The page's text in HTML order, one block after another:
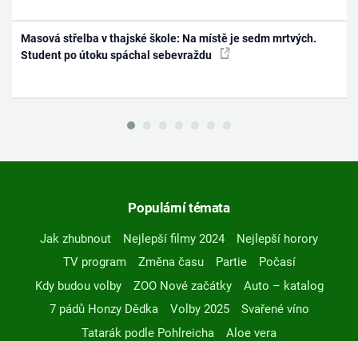
Masová střelba v thajské škole: Na místě je sedm mrtvých.
Student po útoku spáchal sebevraždu
Populární témata
Jak zhubnout Nejlepší filmy 2024
Nejlepší horory
TV program
Změna času Partie
Počasí
Kdy budou volby
ZOO Nové začátky
Auto – katalog
7 pádů Honzy Dědka
Volby 2025
Svařené víno
Tatarák podle Pohlreicha
Aloe vera